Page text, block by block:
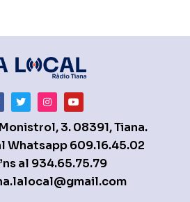
3. 08391, Tiana.
Whatsapp609.16.45.02
al 934.65.75.79